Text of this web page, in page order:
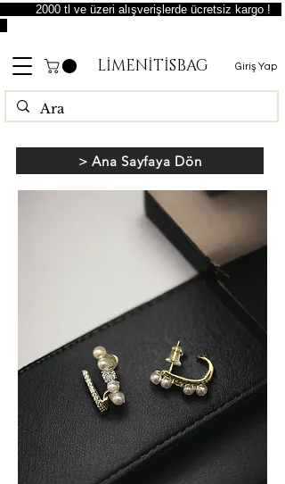
LİMENİTİSBAG Giriş Yap
2000 tl ve üzeri alışverişlerde ücretsiz kargo !
> Ana Sayfaya Dön